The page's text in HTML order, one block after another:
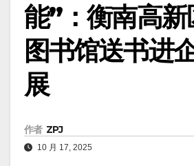
能”：衡南高
图书馆送书进
展
作者 ZPJ
10 月 17, 2025